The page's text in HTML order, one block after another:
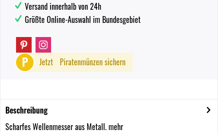
Versand innerhalb von 24h
Größte Online-Auswahl im Bundesgebiet
P Jetzt Piratenmünzen sichern
Beschreibung
Scharfes Wellenmesser aus Metall.mehr